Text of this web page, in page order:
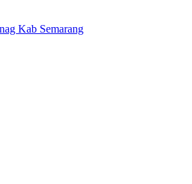
Kab Semarang